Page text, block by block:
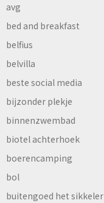
avg
bed and breakfast
belfius
belvilla
beste social media
bijzonder plekje
binnenzwembad
biotel achterhoek
boerencamping
bol
buitengoed het sikkeler